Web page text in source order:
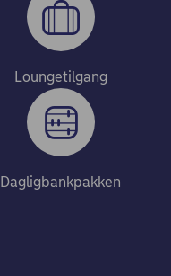
Loungetilgang
Dagligbankpakken